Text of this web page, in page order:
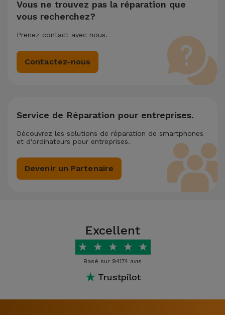
chère.
Vous ne trouvez pas la réparation que
vous recherchez?
Prenez contact avec nous.
Contactez-nous
Service de Réparation pour entreprises.
Découvrez les solutions de réparation de smartphones
et d'ordinateurs pour entreprises.
Devenir un Partenaire
Excellent
★ ★ ★ ★ ★
Basé sur 94174 avis
★ Trustpilot